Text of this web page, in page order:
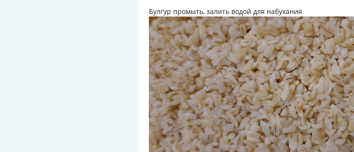
Булгур промыть, залить водой для набухания